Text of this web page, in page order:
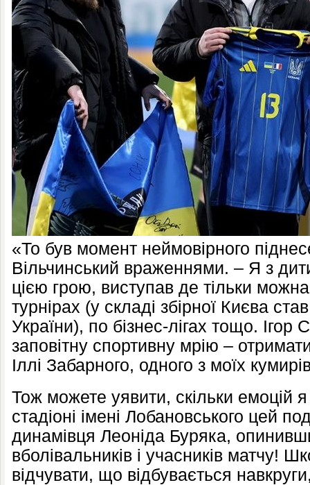
«То був момент неймовірного
Вільчинський враженнями. – Я з
цією грою, виступав де тільки
турнірах (у складі збірної Києва
України), по бізнес-лігах тощо. Ігор
заповітну спортивну мрію –
Іллі Забарного, одного з моїх
Тож можете уявити, скільки
стадіоні імені Лобановського цей
динамівця Леоніда Буряка,
вболівальників і учасників матчу!
відчувати, що відбувається